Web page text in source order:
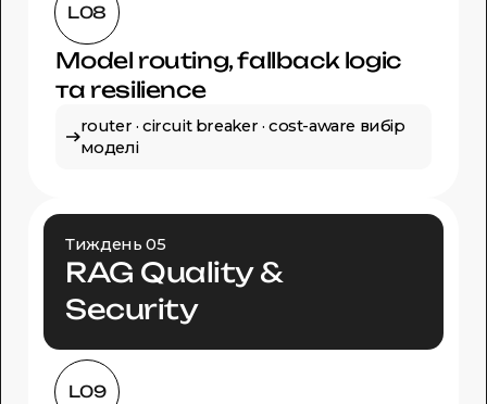
L08
Model routing, fallback logic
та resilience
router · circuit breaker · cost-aware вибір
моделі
Тиждень 05
RAG Quality &
Security
L09